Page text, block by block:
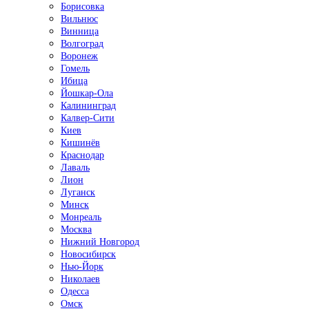
Борисовка
Вильнюс
Винница
Волгоград
Воронеж
Гомель
Ибица
Йошкар-Ола
Калининград
Калвер-Сити
Киев
Кишинёв
Краснодар
Лаваль
Лион
Луганск
Минск
Монреаль
Москва
Нижний Новгород
Новосибирск
Нью-Йорк
Николаев
Одесса
Омск